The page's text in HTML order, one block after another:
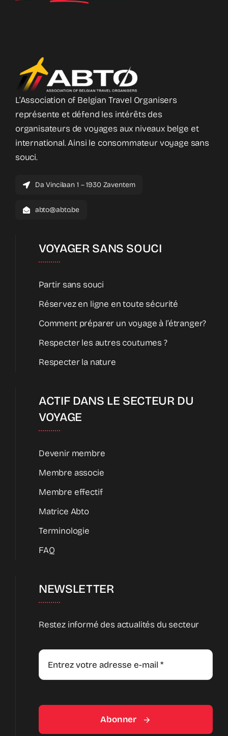
L’Association of Belgian Travel Organisers
représente et défend les intérêts des
organisateurs de voyages aux niveaux belge et
international. Ainsi le consommateur voyage sans
souci.
Da Vincilaan 1 – 1930 Zaventem
abto@abto.be
VOYAGER SANS SOUCI
Partir sans souci
Réservez en ligne en toute sécurité
Comment préparer un voyage à l’étranger?
Respecter les autres coutumes ?
Respecter la nature
ACTIF DANS LE SECTEUR DU
VOYAGE
Devenir membre
Membre associe
Membre effectif
Matrice Abto
Terminologie
FAQ
NEWSLETTER
Restez informé des actualités du secteur
Abonner